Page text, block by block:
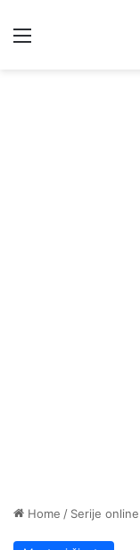
Menu
Home / Serije online